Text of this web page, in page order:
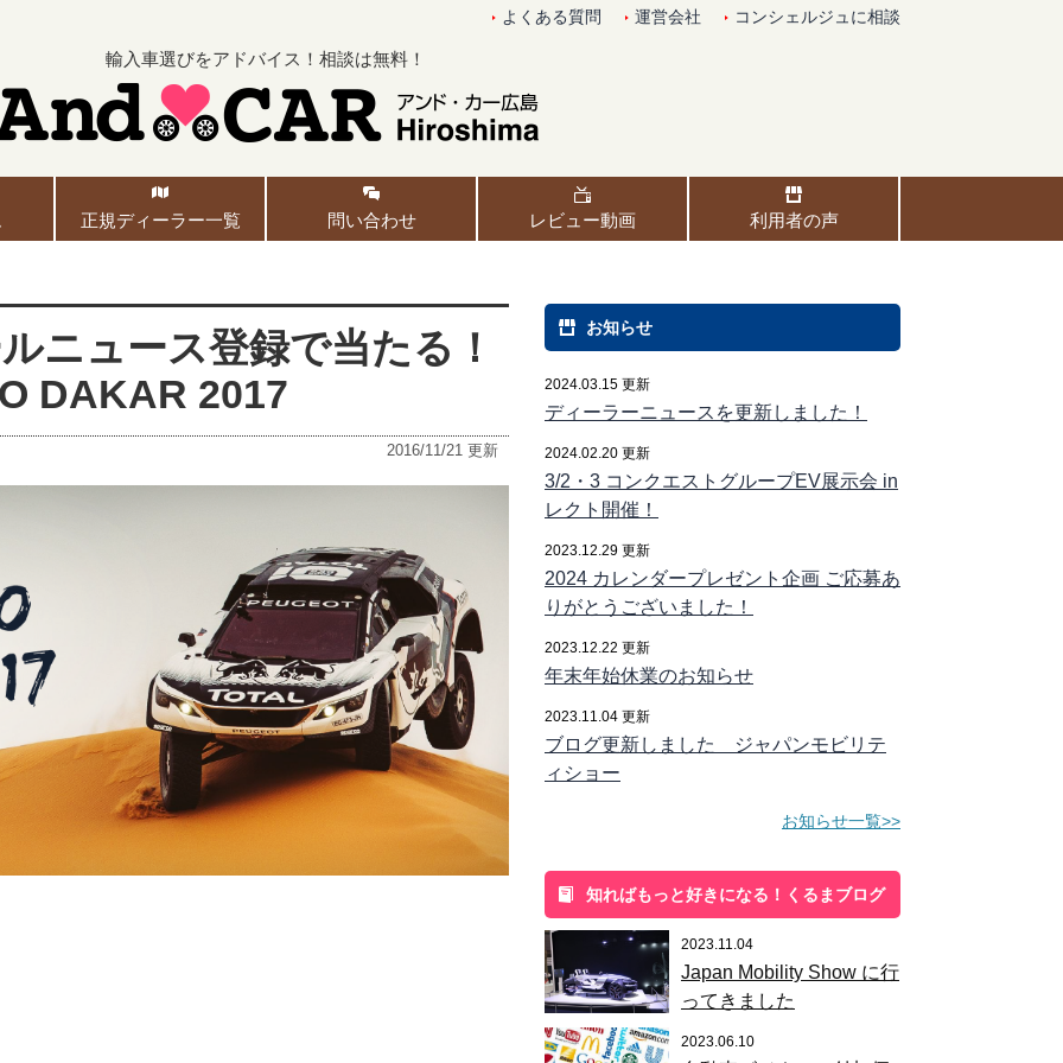
よくある質問 運営会社 コンシェルジュに相談
輸入車選びをアドバイス！相談は無料！
正規ディーラー一覧 問い合わせ レビュー動画 利用者の声
ニュース登録で当たる！
DAKAR 2017
2016/11/21 更新
お知らせ
2024.03.15 更新
ディーラーニュースを更新しました！
2024.02.20 更新
3/2・3 コンクエストグループEV展示会 in
レクト開催！
2023.12.29 更新
2024 カレンダープレゼント企画 ご応募あ
りがとうございました！
2023.12.22 更新
年末年始休業のお知らせ
2023.11.04 更新
ブログ更新しました ジャパンモビリテ
ィショー
お知らせ一覧>>
知ればもっと好きになる！くるまブログ
2023.11.04
Japan Mobility Show に行
ってきました
2023.06.10